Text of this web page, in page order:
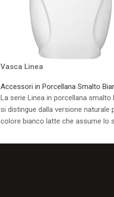
Vasca Linea
Accessori in Porcellana Smalto
La serie Linea in porcellana smalto
si distingue dalla versione naturale
colore bianco latte che assume lo